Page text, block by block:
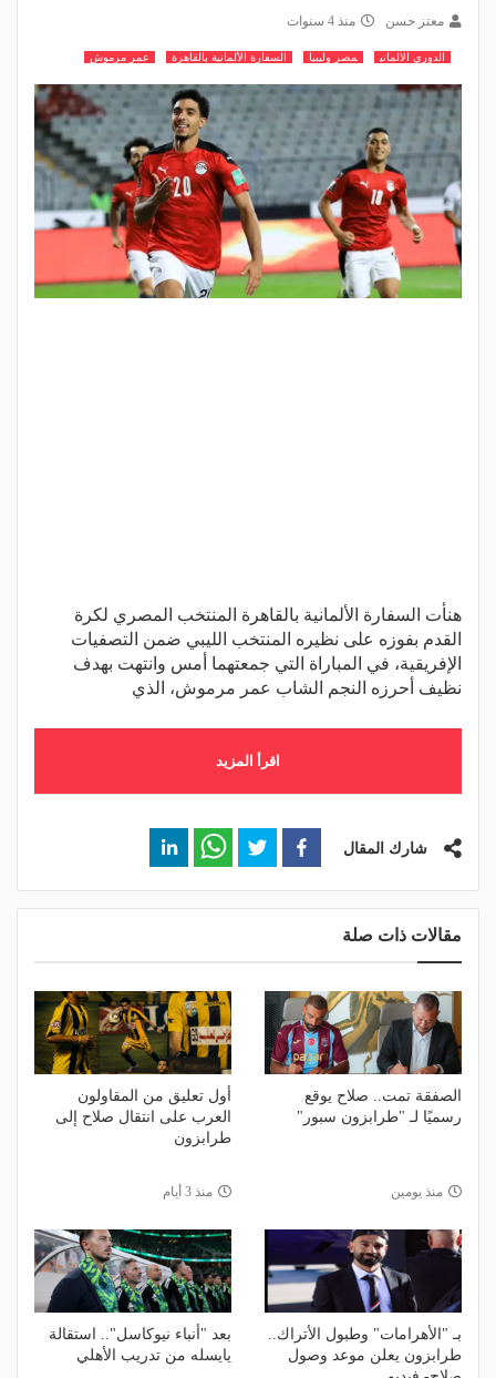
معتز حسن منذ 4 سنوات
الدوري الالماني مصر وليبيا السفارة الألمانية بالقاهرة عمر مرموش
هنأت السفارة الألمانية بالقاهرة المنتخب المصري لكرة
القدم بفوزه على نظيره المنتخب الليبي ضمن التصفيات
الإفريقية، في المباراة التي جمعتهما أمس وانتهت بهدف
نظيف أحرزه النجم الشاب عمر مرموش، الذي
اقرأ المزيد
شارك المقال
مقالات ذات صلة
الصفقة تمت.. صلاح يوقع
رسميًا لـ "طرابزون سبور"
منذ يومين
أول تعليق من المقاولون
العرب على انتقال صلاح إلى
طرابزون
منذ 3 أيام
بـ "الأهرامات" وطبول الأتراك..
طرابزون يعلن موعد وصول
بعد "أنباء نيوكاسل".. استقالة
يايسله من تدريب الأهلي